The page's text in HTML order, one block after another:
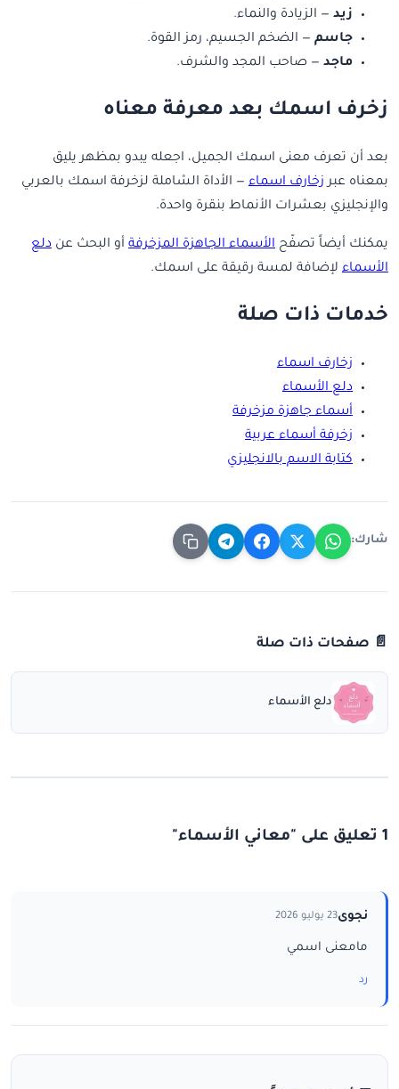
زيد — الزيادة والنماء.
جاسم — الضخم الجسيم، رمز القوة.
ماجد — صاحب المجد والشرف.
زخرف اسمك بعد معرفة معناه
بعد أن تعرف معنى اسمك الجميل، اجعله يبدو بمظهر يليق
بمعناه عبرزخارف اسماء — الأداة الشاملة لزخرفة اسمك بالعربي
والإنجليزي بعشرات الأنماط بنقرة واحدة.
يمكنك أيضاً تصفّح الأسماء الجاهزة المزخرفة أو البحث عن دلع
الأسماء لإضافة لمسة رقيقة على اسمك.
خدمات ذات صلة
زخارف اسماء
دلع الأسماء
أسماء جاهزة مزخرفة
زخرفة أسماء عربية
كتابة الاسم بالانجليزي
شارك:
📄 صفحات ذات صلة
دلع الأسماء
1 تعليق على "معاني الأسماء"
نجوى23 يوليو 2026
مامعنى اسمي
رد